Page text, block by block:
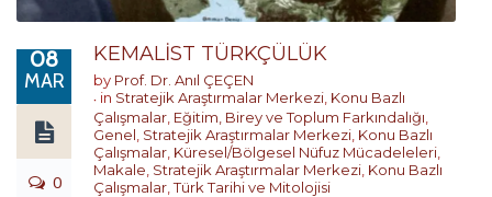
08
MAR
0
KEMALİST TÜRKÇÜLÜK
by Prof. Dr. Anıl ÇEÇEN
in Stratejik Araştırmalar Merkezi Konu Bazlı
Çalışmalar Eğitim, Birey ve Toplum Farkındalığı
Genel Stratejik Araştırmalar Merkezi Konu Bazlı
Çalışmalar Küresel/Bölgesel Nüfuz Mücadeleleri
Makale Stratejik Araştırmalar Merkezi Konu Bazlı
Çalışmalar ,Türk Tarihi ve Mitolojisi